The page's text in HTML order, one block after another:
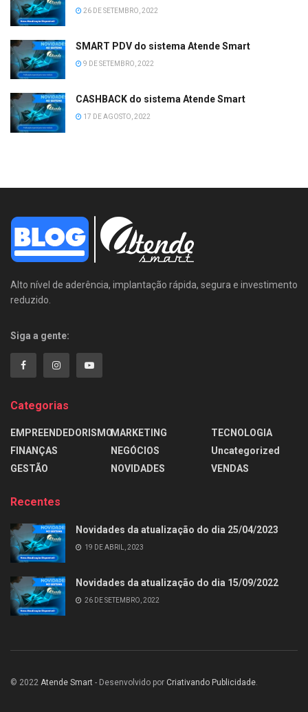
26 DE SETEMBRO, 2022
SMART PDV do sistema Atende Smart
9 DE SETEMBRO, 2022
CASHBACK do sistema Atende Smart
17 DE AGOSTO, 2022
Alto nível de aderência, implantação rápida, segura e investimento
reduzido.
Siga a gente:
Categorias
EMPREENDEDORISMO
FINANÇAS
GESTÃO
MARKETING
NEGÓCIOS
NOVIDADES
TECNOLOGIA
Uncategorized
VENDAS
Recentes
Novidades da atualização do dia 25/04/2023
19 DE ABRIL, 2023
Novidades da atualização do dia 15/09/2022
26 DE SETEMBRO, 2022
© 2022 Atende Smart - Desenvolvido por Criativando Publicidade.